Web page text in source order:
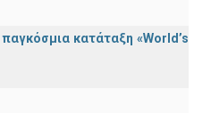
κατάταξη «World’s